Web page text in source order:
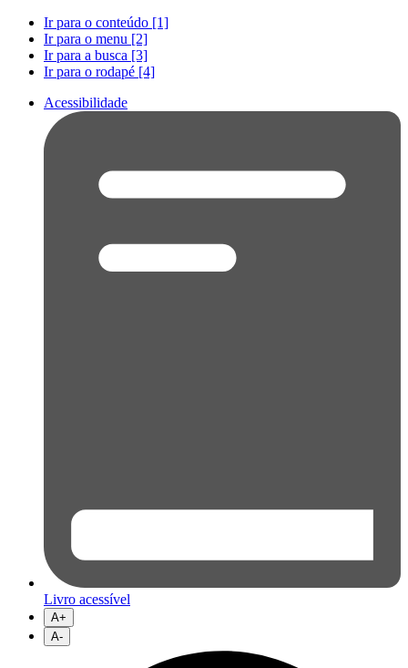
Ir para o conteúdo [1]
Ir para o menu [2]
Ir para a busca [3]
Ir para o rodapé [4]
Acessibilidade
Livro acessível
A+
A-